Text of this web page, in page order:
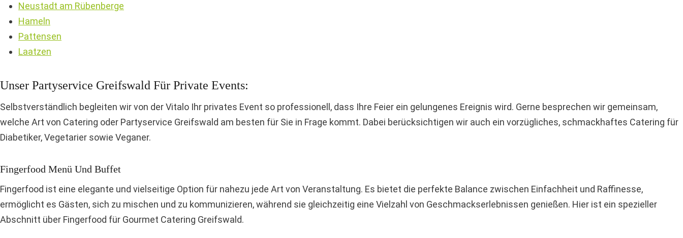
Neustadt am Rübenberge
Hameln
Pattensen
Laatzen
Unser Partyservice Greifswald Für Private Events:
Selbstverständlich begleiten wir von der Vitalo Ihr privates Event so professionell, dass Ihre Feier ein gelungenes Ereignis wird. Gerne besprechen wir gemeinsam,
welche Art von Catering oder Partyservice Greifswald am besten für Sie in Frage kommt. Dabei berücksichtigen wir auch ein vorzügliches, schmackhaftes Catering für
Diabetiker, Vegetarier sowie Veganer.
Fingerfood Menü Und Buffet
Fingerfood ist eine elegante und vielseitige Option für nahezu jede Art von Veranstaltung. Es bietet die perfekte Balance zwischen Einfachheit und Raffinesse,
ermöglicht es Gästen, sich zu mischen und zu kommunizieren, während sie gleichzeitig eine Vielzahl von Geschmackserlebnissen genießen. Hier ist ein spezieller
Abschnitt über Fingerfood für Gourmet Catering Greifswald.